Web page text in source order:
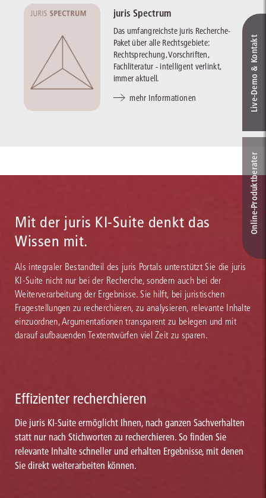
juris Spectrum
Das umfangreichste juris Recherche-
Paket über alle Rechtsgebiete:
Rechtsprechung, Vorschriften,
Fachliteratur - intelligent verlinkt,
immer aktuell.
mehr Informationen
Mit der juris KI-Suite denkt das
Wissen mit.
Als integraler Bestandteil des juris Portals unterstützt Sie die juris
KI-Suite nicht nur bei der Recherche, sondern auch bei der
Weiterverarbeitung der Ergebnisse. Sie hilft, bei juristischen
Fragestellungen zu recherchieren, zu analysieren, relevante Inhalte
einzuordnen, Argumentationen transparent zu belegen und mit
darauf aufbauenden Textentwürfen viel Zeit zu sparen.
Effizienter recherchieren
Die juris KI-Suite ermöglicht Ihnen, nach ganzen Sachverhalten
statt nur nach Stichworten zu recherchieren. So finden Sie
relevante Inhalte schneller und erhalten Ergebnisse, mit denen
Sie direkt weiterarbeiten können.
Live‑Demo & Kontakt
Online-Produkt­berater